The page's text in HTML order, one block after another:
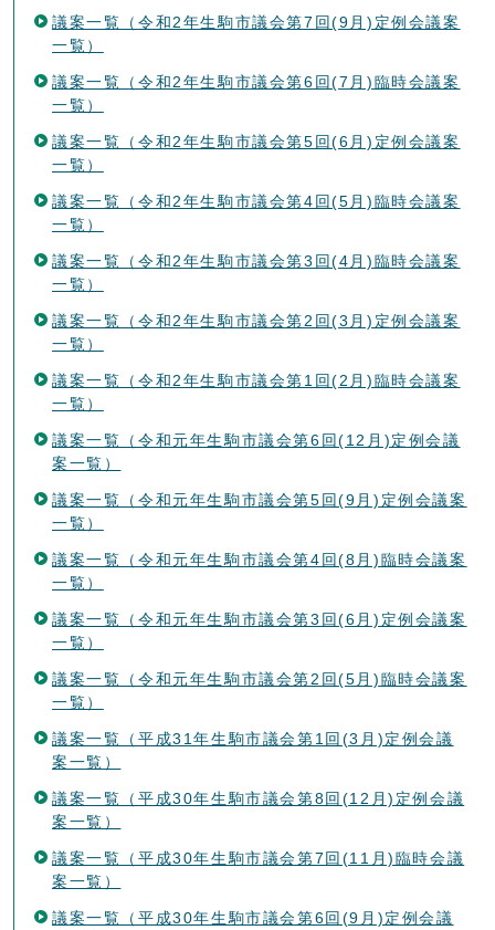
議案一覧（令和2年生駒市議会第7回(9月)定例会議案
一覧）
議案一覧（令和2年生駒市議会第6回(7月)臨時会議案
一覧）
議案一覧（令和2年生駒市議会第5回(6月)定例会議案
一覧）
議案一覧（令和2年生駒市議会第4回(5月)臨時会議案
一覧）
議案一覧（令和2年生駒市議会第3回(4月)臨時会議案
一覧）
議案一覧（令和2年生駒市議会第2回(3月)定例会議案
一覧）
議案一覧（令和2年生駒市議会第1回(2月)臨時会議案
一覧）
議案一覧（令和元年生駒市議会第6回(12月)定例会議
案一覧）
議案一覧（令和元年生駒市議会第5回(9月)定例会議案
一覧）
議案一覧（令和元年生駒市議会第4回(8月)臨時会議案
一覧）
議案一覧（令和元年生駒市議会第3回(6月)定例会議案
一覧）
議案一覧（令和元年生駒市議会第2回(5月)臨時会議案
一覧）
議案一覧（平成31年生駒市議会第1回(3月)定例会議
案一覧）
議案一覧（平成30年生駒市議会第8回(12月)定例会議
案一覧）
議案一覧（平成30年生駒市議会第7回(11月)臨時会議
案一覧）
議案一覧（平成30年生駒市議会第6回(9月)定例会議